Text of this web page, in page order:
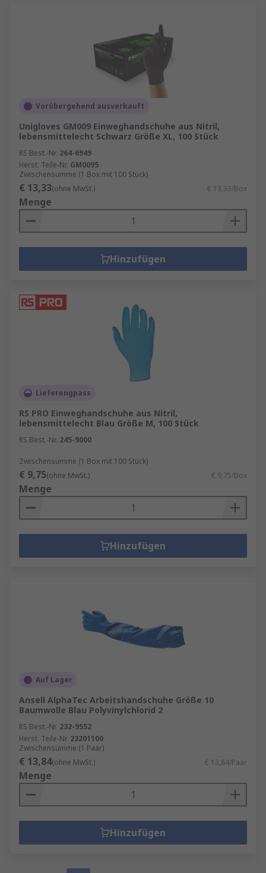
Vorübergehend ausverkauft
Unigloves GM009 Einweghandschuhe aus Nitril,
lebensmittelecht Schwarz Größe XL, 100 Stück
RS Best.-Nr. 264-6949
Herst. Teile-Nr. GM0095
Zwischensumme (1 Box mit 100 Stück)
€ 13,33(ohne MwSt.) € 13,33/Box
Menge
Hinzufügen
Lieferengpass
RS PRO Einweghandschuhe aus Nitril,
lebensmittelecht Blau Größe M, 100 Stück
RS Best.-Nr. 245-9000
Zwischensumme (1 Box mit 100 Stück)
€ 9,75(ohne MwSt.) € 9,75/Box
Menge
Hinzufügen
Auf Lager
Ansell AlphaTec Arbeitshandschuhe Größe 10
Baumwolle Blau Polyvinylchlorid 2
RS Best.-Nr. 232-9552
Herst. Teile-Nr. 23201100
Zwischensumme (1 Paar)
€ 13,84(ohne MwSt.) € 13,84/Paar
Menge
Hinzufügen